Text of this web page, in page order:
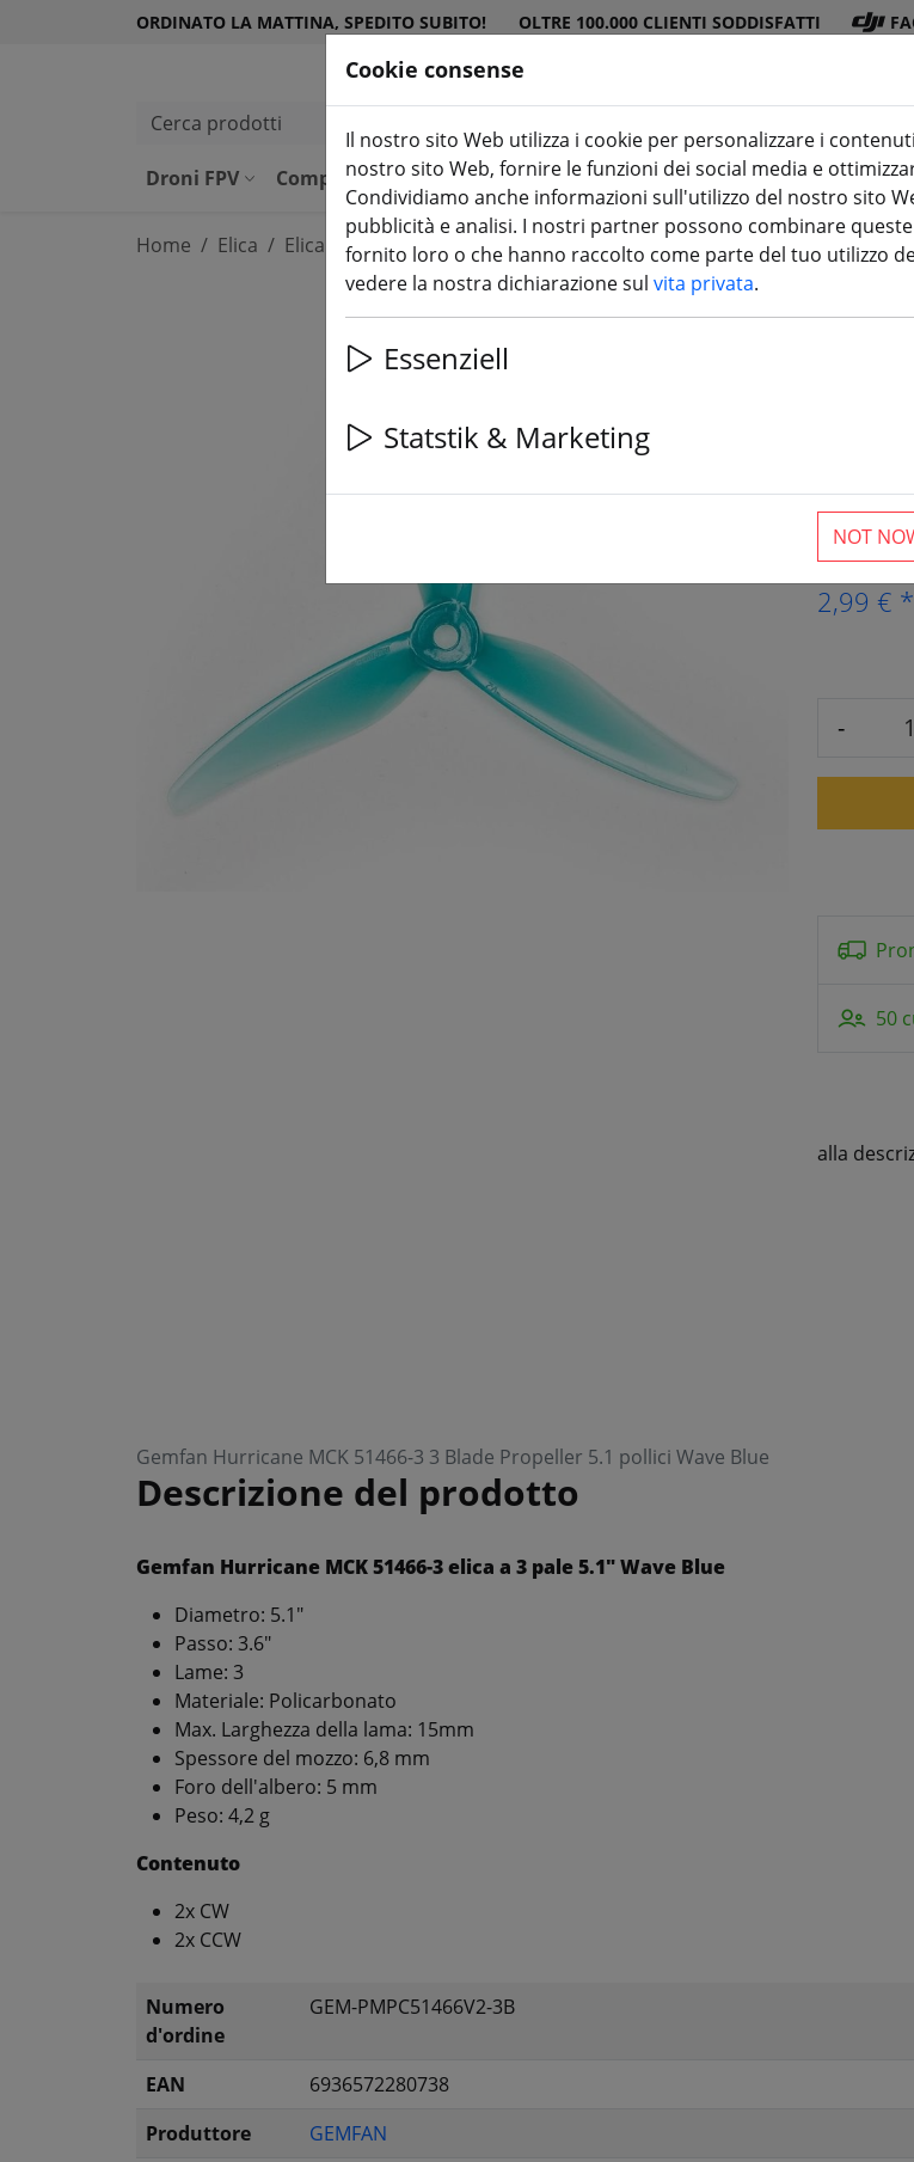
ORDINATO LA MATTINA, SPEDITO SUBITO! OLTRE 100.000 CLIENTI SODDISFATTI
Cerca prodotti
Droni FPV
Componenti Attrezzatura DJI Batterie Elica
Home Elica Elica da 5 pollici
più di
2,99 € *
-
50
alla
Gemfan Hurricane MCK 51466-3 3 Blade Propeller 5.1 pollici Wave Blue
Descrizione del prodotto
Gemfan Hurricane MCK 51466-3 elica a 3 pale 5.1" Wave Blue
Diametro: 5.1"
Passo: 3.6"
Lame: 3
Materiale: Policarbonato
Max. Larghezza della lama: 15mm
Spessore del mozzo: 6,8 mm
Foro dell'albero: 5 mm
Peso: 4,2 g
Contenuto
2x CW
2x CCW
Numero
d'ordine
GEM-PMPC51466V2-3B
EAN
6936572280738
Produttore
GEMFAN
Cookie consense
Il nostro sito Web utilizza i cookie per personalizzare i
nostro sito Web, fornire le funzioni dei social media e
Condividiamo anche informazioni sull'utilizzo del nostro sito
pubblicità e analisi. I nostri partner possono combinare
fornito loro o che hanno raccolto come parte del tuo utilizzo
vedere la nostra dichiarazione sul vita privata.
Essenziell
Statstik & Marketing
NOT